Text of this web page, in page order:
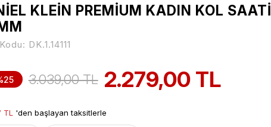
KLEİN PREMİUM KADIN KOL SAATİ
DK.1.14111
3.039,00 TL 2.279,00 TL
'den başlayan taksitlerle